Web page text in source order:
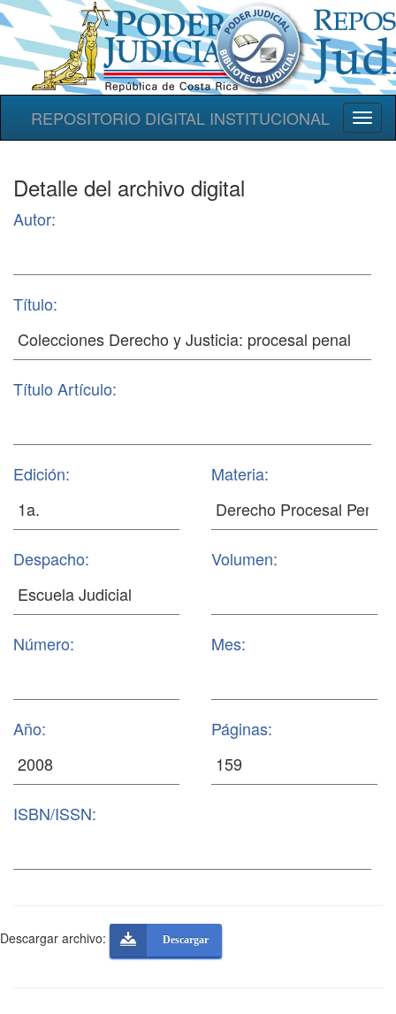
REPOSITORIO DIGITAL INSTITUCIONAL
Detalle del archivo digital
Autor:
Título:
Título Artículo:
Edición: Materia:
Despacho: Volumen:
Número: Mes:
Año: Páginas:
ISBN/ISSN:
Descargar archivo: Descargar